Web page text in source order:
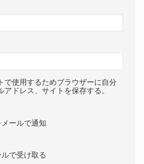
で使用するためブラウザーに自分
アドレス、サイトを保存する。
ールで通知
で受け取る